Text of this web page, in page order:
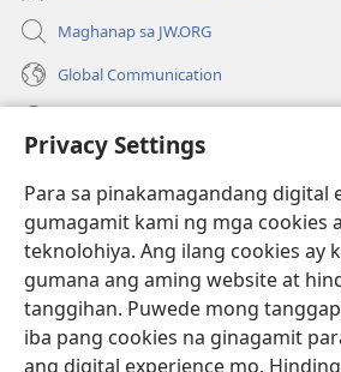
Privacy Settings
Para sa pinakamagandang digital
gumagamit kami ng mga cookies
teknolohiya. Ang ilang cookies ay
gumana ang aming website at
tanggihan. Puwede mong
iba pang cookies na ginagamit
ang digital experience mo.
Maghanap sa JW.ORG
Global Communication
(may
na
bagong
window)
Watchtower ONLINE LIBRARY™
(may
bubukas
na
bagong
window)
JW Hub ®
(may
bubukas
JW Library ®